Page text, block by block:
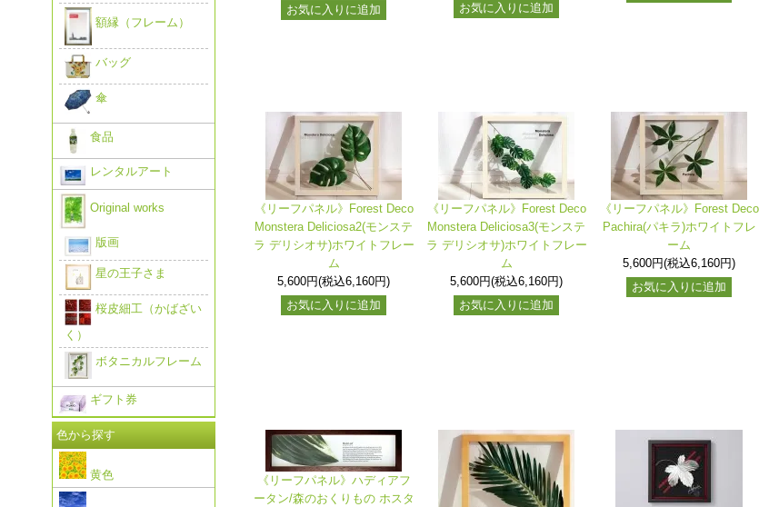
お気に入りに追加
お気に入りに追加
《リーフパネル》Forest Deco
Monstera Deliciosa2(モンステ
ラ デリシオサ)ホワイトフレー
ム
5,600円(税込6,160円)
お気に入りに追加
《リーフパネル》Forest Deco
Monstera Deliciosa3(モンステ
ラ デリシオサ)ホワイトフレー
ム
5,600円(税込6,160円)
お気に入りに追加
《リーフパネル》Forest Deco
Pachira(パキラ)ホワイトフレ
ーム
5,600円(税込6,160円)
お気に入りに追加
《リーフパネル》ハディアフ
ータン/森のおくりもの ホスタ
額縁（フレーム）
バッグ
傘
食品
レンタルアート
Original works
版画
星の王子さま
桜皮細工（かばざい
く）
ボタニカルフレーム
ギフト券
色から探す
黄色